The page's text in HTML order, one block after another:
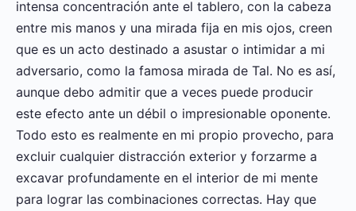
intensa concentración ante el tablero, con la cabeza
entre mis manos y una mirada fija en mis ojos, creen
que es un acto destinado a asustar o intimidar a mi
adversario, como la famosa mirada de Tal. No es así,
aunque debo admitir que a veces puede producir
este efecto ante un débil o impresionable oponente.
Todo esto es realmente en mi propio provecho, para
excluir cualquier distracción exterior y forzarme a
excavar profundamente en el interior de mi mente
para lograr las combinaciones correctas. Hay que